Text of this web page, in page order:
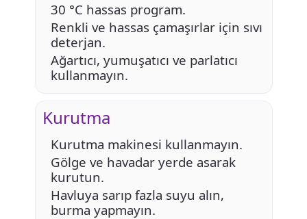
30 °C hassas program.
Renkli ve hassas çamaşırlar için sıvı
deterjan.
Ağartıcı, yumuşatıcı ve parlatıcı
kullanmayın.
Kurutma
Kurutma makinesi kullanmayın.
Gölge ve havadar yerde asarak
kurutun.
Havluya sarıp fazla suyu alın,
burma yapmayın.